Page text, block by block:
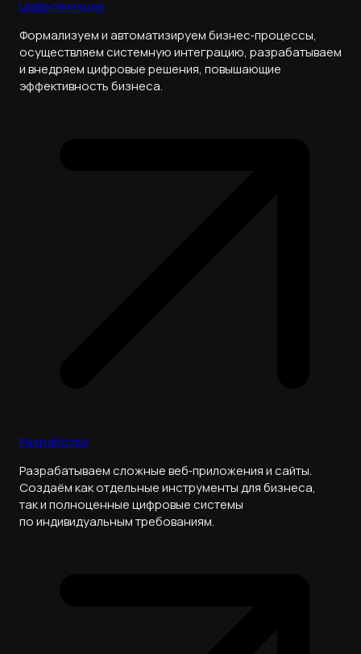
Цифровизация
Формализуем и автоматизируем бизнес‑процессы,
осуществляем системную интеграцию, разрабатываем
и внедряем цифровые решения, повышающие
эффективность бизнеса.
Разработка
Разрабатываем сложные веб‑приложения и сайты.
Создаём как отдельные инструменты для бизнеса,
так и полноценные цифровые системы
по индивидуальным требованиям.